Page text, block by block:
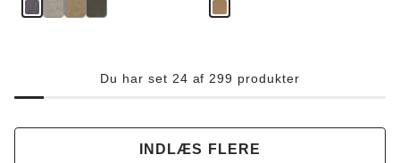
Du har set 24 af 299 produkter
INDLÆS FLERE